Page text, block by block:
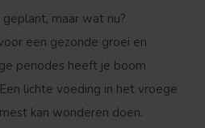
maar wat nu?
een gezonde groei en
periodes heeft je boom
lichte voeding in het vroege
kan wonderen doen.